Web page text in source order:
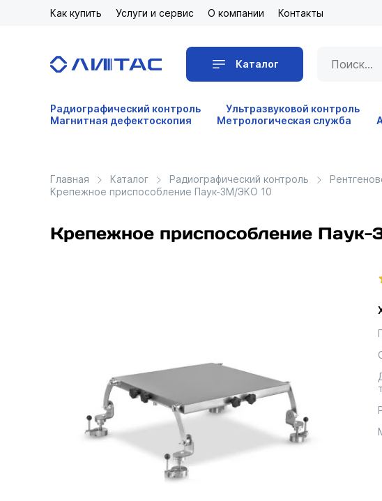
Как купить Услуги и сервис О компании Контакты
Каталог
Радиографический контроль Ультразвуковой контроль
Магнитная дефектоскопия
Метрологическая служба
Главная Каталог Радиографический контроль
Крепежное приспособление Паук-3М/ЭКО 10
Крепежное приспособление